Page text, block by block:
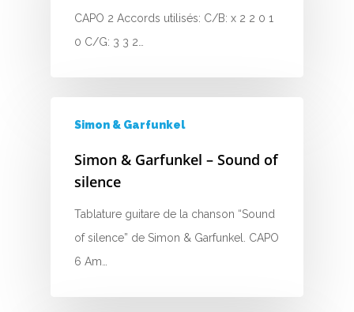
CAPO 2 Accords utilisés: C/B: x 2 2 0 1
0 C/G: 3 3 2…
Simon & Garfunkel
Simon & Garfunkel – Sound of
silence
Tablature guitare de la chanson “Sound
of silence” de Simon & Garfunkel. CAPO
6 Am…
O
S